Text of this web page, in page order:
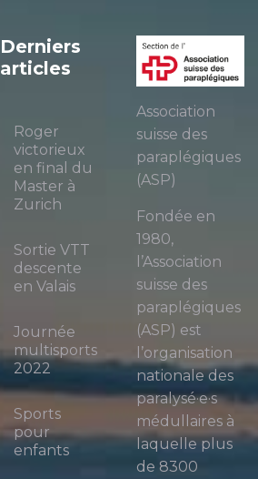
Derniers
articles
Roger
victorieux
en final du
Master à
Zurich
Sortie VTT
descente
en Valais
Journée
multisports
2022
Sports
pour
enfants
Association
suisse des
paraplégiques
(ASP)
Fondée en
1980,
l’Association
suisse des
paraplégiques
(ASP) est
l’organisation
nationale des
paralysé·e·s
médullaires à
laquelle plus
de 8300